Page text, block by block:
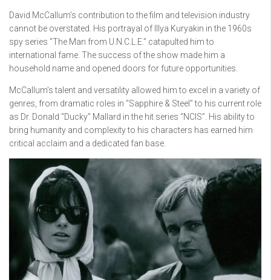
David McCallum’s contribution to the film and television industry
cannot be overstated. His portrayal of Illya Kuryakin in the 1960s
spy series “The Man from U.N.C.L.E.” catapulted him to
international fame. The success of the show made him a
household name and opened doors for future opportunities.
McCallum’s talent and versatility allowed him to excel in a variety of
genres, from dramatic roles in “Sapphire & Steel” to his current role
as Dr. Donald “Ducky” Mallard in the hit series “NCIS”. His ability to
bring humanity and complexity to his characters has earned him
critical acclaim and a dedicated fan base.